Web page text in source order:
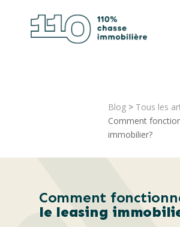
Blog > Tous les
Comment
immobilier?
Comment
le leasing